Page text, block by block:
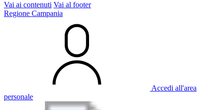
Vai ai contenuti Vai al footer
Regione Campania
Accedi all'area
personale